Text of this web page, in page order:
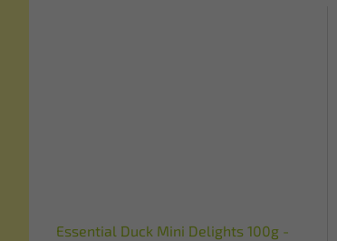
Essential Duck Mini Delights 100g -